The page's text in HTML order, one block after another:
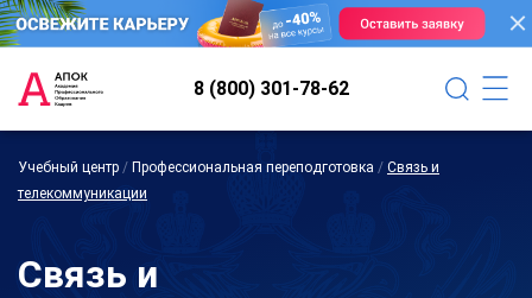
8 (800) 301-78-62
Учебный центр / Профессиональная переподготовка / Связь и
телекоммуникации
Связь и